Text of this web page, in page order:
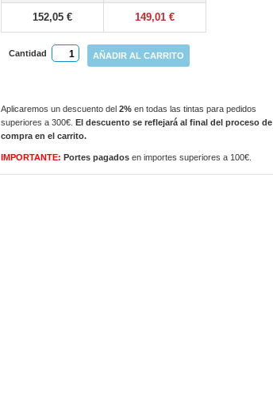
152,05 € 149,01 €
Cantidad AÑADIR AL CARRITO
Aplicaremos un descuento del2% en todas las tintas para pedidos
superiores a 300€.El descuento se reflejará al final del proceso de
compra en el carrito.
IMPORTANTE: Portes pagadosen importes superiores a 100€.